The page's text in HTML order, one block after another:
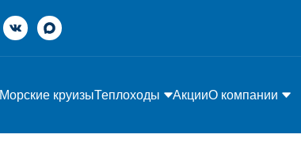
круизыТеплоходы АкцииО компании